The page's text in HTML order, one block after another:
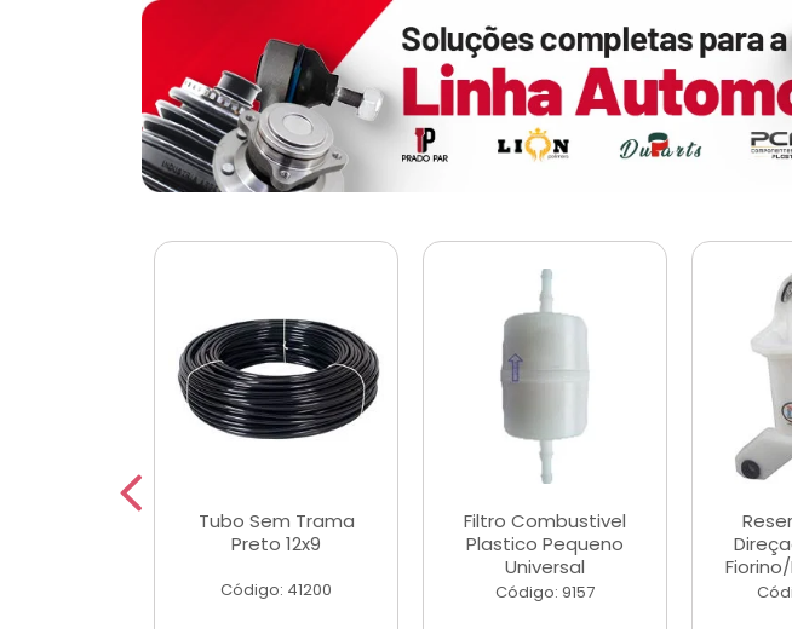
Tubo Sem Trama
Preto 12x9
Código: 41200
Filtro Combustivel
Plastico Pequeno
Universal
Código: 9157